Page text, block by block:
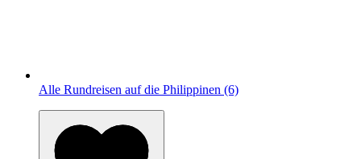
Alle Rundreisen auf die Philippinen (6)